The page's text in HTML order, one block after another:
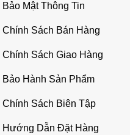
Bảo Mật Thông Tin
Chính Sách Bán Hàng
Chính Sách Giao Hàng
Bảo Hành Sản Phẩm
Chính Sách Biên Tập
Hướng Dẫn Đặt Hàng